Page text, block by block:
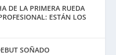
DE LA PRIMERA RUEDA
ESTÁN LOS
SOÑADO